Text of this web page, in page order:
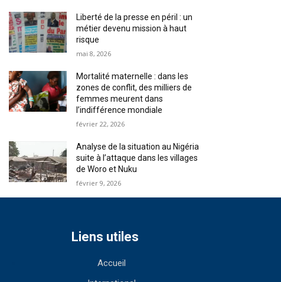
Liberté de la presse en péril : un
métier devenu mission à haut
risque
mai 8, 2026
Mortalité maternelle : dans les
zones de conflit, des milliers de
femmes meurent dans
l’indifférence mondiale
février 22, 2026
Analyse de la situation au Nigéria
suite à l’attaque dans les villages
de Woro et Nuku
février 9, 2026
Liens utiles
Accueil